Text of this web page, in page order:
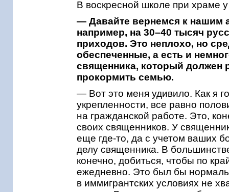
В воскресной школе при храме
— Давайте вернемся к нашим
например, на 30–40 тысяч
приходов. Это неплохо, но
обеспеченные, а есть и
священника, который должен
прокормить семью.
— Вот это меня удивило. Как я
укрепленности, все равно
на гражданской работе. Это,
своих священников. У
еще где-то, да с учетом ваших
делу священника. В
конечно, добиться, чтобы по
ежедневно. Это был бы
в иммигрантских условиях не